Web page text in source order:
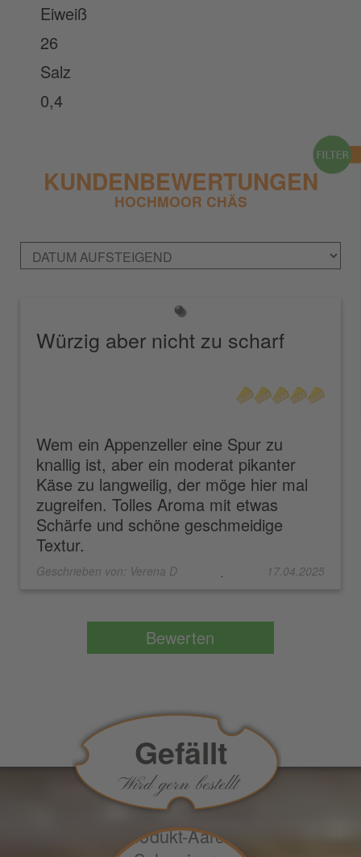
Eiweiß
26
Salz
0,4
KUNDENBEWERTUNGEN
HOCHMOOR CHÄS
Würzig aber nicht zu scharf
Wem ein Appenzeller eine Spur zu
knallig ist, aber ein moderat pikanter
Käse zu langweilig, der möge hier mal
zugreifen. Tolles Aroma mit etwas
Schärfe und schöne geschmeidige
Textur.
Geschrieben von: Verena D . 17.04.2025
Gefällt
Wird gern bestellt